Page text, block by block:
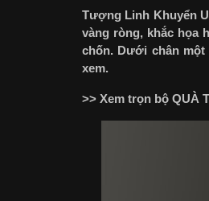
Tượng Linh Khuyển
vàng ròng, khắc họa
chốn. Dưới chân một
xem.
>> Xem trọn bộ QUÀ